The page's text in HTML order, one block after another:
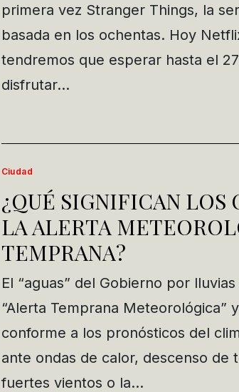
primera vez Stranger Things, la
basada en los ochentas. Hoy
tendremos que esperar hasta el
disfrutar…
Ciudad
¿QUÉ SIGNIFICAN LOS
LA ALERTA
TEMPRANA?
El “aguas” del Gobierno por
“Alerta Temprana Meteorológica”
conforme a los pronósticos del
ante ondas de calor, descenso de
fuertes vientos o la…